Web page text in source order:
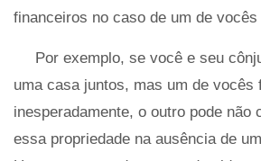
financeiros no caso de um de vocês
Por exemplo, se você e seu
uma casa juntos, mas um de vocês
inesperadamente, o outro pode não
essa propriedade na ausência de